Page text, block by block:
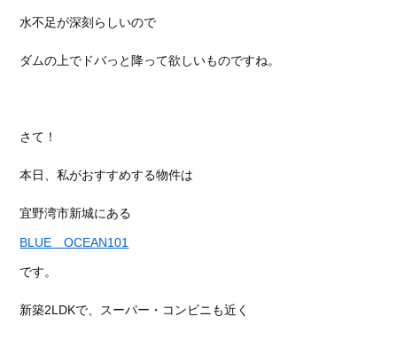
水不足が深刻らしいので
ダムの上でドバっと降って欲しいものですね。
さて！
本日、私がおすすめする物件は
宜野湾市新城にある
BLUE OCEAN101
です。
新築2LDKで、スーパー・コンビニも近く